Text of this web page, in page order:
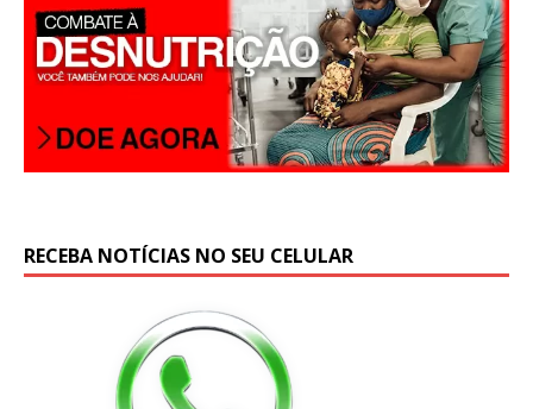
RECEBA NOTÍCIAS NO SEU CELULAR